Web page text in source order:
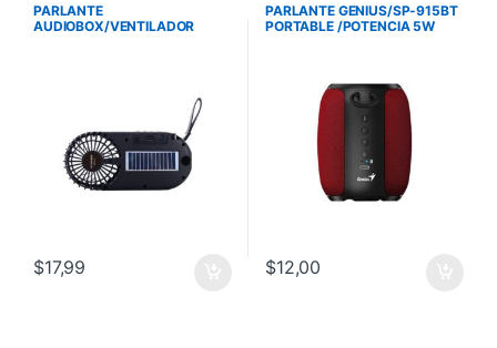
PARLANTE
AUDIOBOX/VENTILADOR
$17,99
PARLANTE GENIUS/SP-915BT
PORTABLE /POTENCIA 5W
$12,00